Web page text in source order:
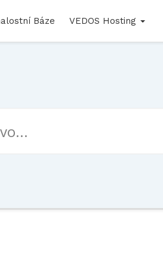
Báze VEDOS Hosting